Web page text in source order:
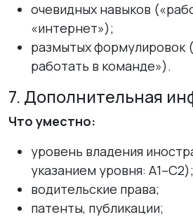
очевидных навыков
«интернет»);
размытых формулировок
работать в команде»).
7. Дополнительная
Что уместно:
уровень владения
указанием уровня: A1–C2);
водительские права;
патенты, публикации;